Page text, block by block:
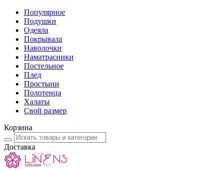
Популярное
Подушки
Одеяла
Покрывала
Наволочки
Наматрасники
Постельное
Плед
Простыни
Полотенца
Халаты
Свой размер
Корзина
Доставка